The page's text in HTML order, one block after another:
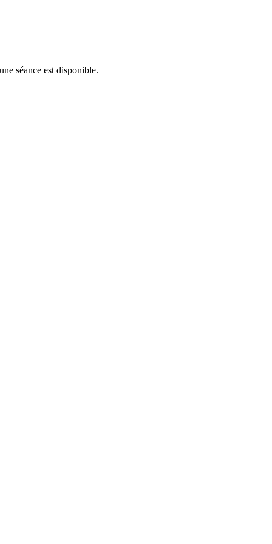
séance est disponible.